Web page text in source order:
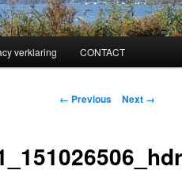
verklaring CONTACT
Image
← Previous Next →